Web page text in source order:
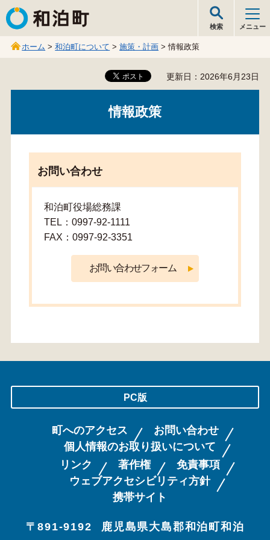
和泊町
検索 メニュー
ホーム >和泊町について >施策・計画 > 情報政策
更新日：2026年6月23日
情報政策
お問い合わせ
和泊町役場総務課
TEL：0997-92-1111
FAX：0997-92-3351
PC版
町へのアクセス
お問い合わせ
個人情報のお取り扱いについて
リンク
著作権
免責事項
ウェブアクセシビリティ方針
携帯サイト
〒891-9192
鹿児島県大島郡和泊町和泊